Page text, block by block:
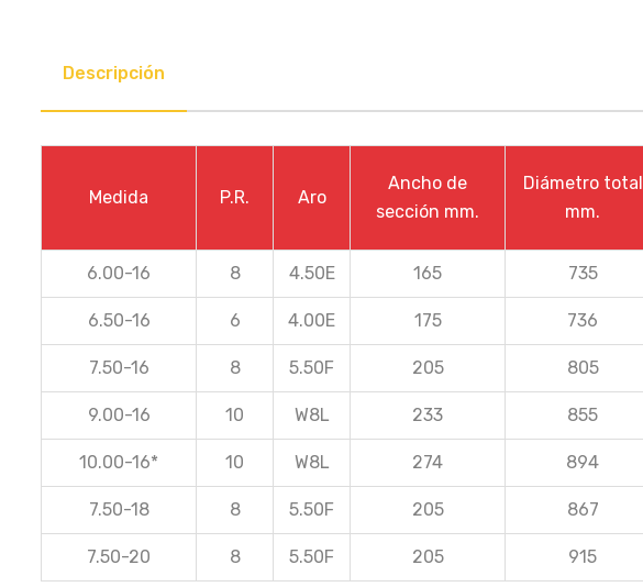
Descripción
Medida P.R. Aro
Ancho de
sección mm.
Diámetro total
mm.
6.00-16 8 4.50E 165 735
6.50-16 6 4.00E 175 736
7.50-16 8 5.50F 205 805
9.00-16 10 W8L 233 855
10.00-16* 10 W8L 274 894
7.50-18 8 5.50F 205 867
7.50-20 8 5.50F 205 915